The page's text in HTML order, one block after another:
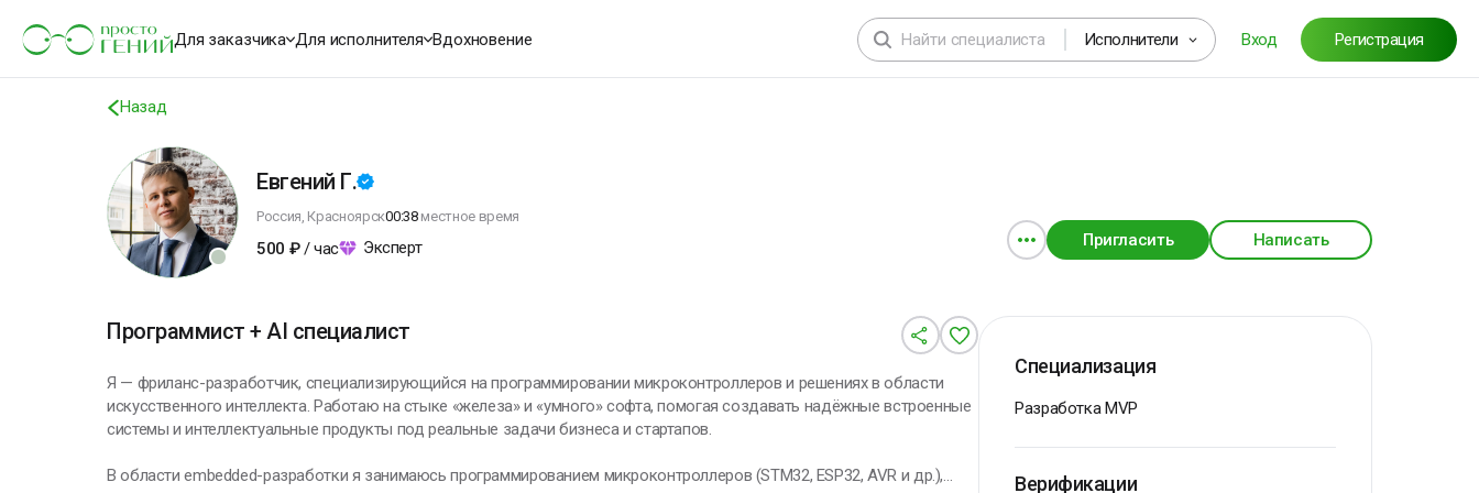
Для заказчика Для исполнителя Вдохновение Исполнители Вход Регистрация
Назад
Евгений Г.
Россия, Красноярск00:38 местное время
500 ₽ / час Эксперт Написать
Пригласить
Программист + AI специалист
Я — фриланс-разработчик, специализирующийся на программировании микроконтроллеров и решениях в области
искусственного интеллекта. Работаю на стыке «железа» и «умного» софта, помогая создавать надёжные встроенные
системы и интеллектуальные продукты под реальные задачи бизнеса и стартапов.
В области embedded-разработки я занимаюсь программированием микроконтроллеров (STM32, ESP32, AVR и др.),
Специализация
Разработка MVP
Верификации